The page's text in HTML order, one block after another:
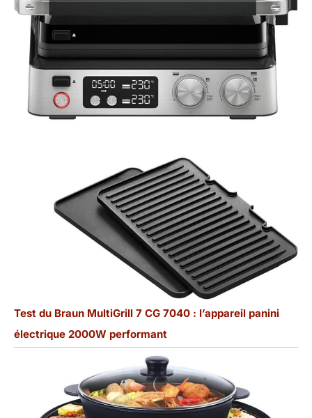
Test du Braun MultiGrill 7 CG 7040 : l’appareil panini
électrique 2000W performant